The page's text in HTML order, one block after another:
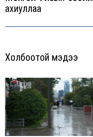
ахиуллаа
Холбоотой мэдээ